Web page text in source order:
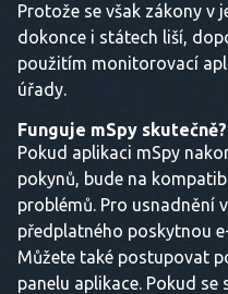
Protože se však zákony v
dokonce i státech liší,
použitím monitorovací
úřady.
Funguje mSpy skutečně?
Pokud aplikaci mSpy
pokynů, bude na
problémů. Pro usnadnění
předplatného poskytnou
Můžete také postupovat
panelu aplikace. Pokud